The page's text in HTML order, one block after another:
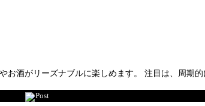
酒がリーズナブルに楽しめます。 注目は、周期
Post